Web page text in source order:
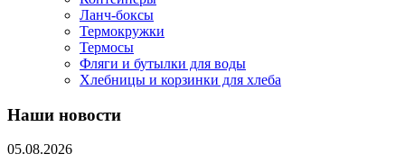
Ланч-боксы
Термокружки
Термосы
Фляги и бутылки для воды
Хлебницы и корзинки для хлеба
Наши новости
05.08.2026